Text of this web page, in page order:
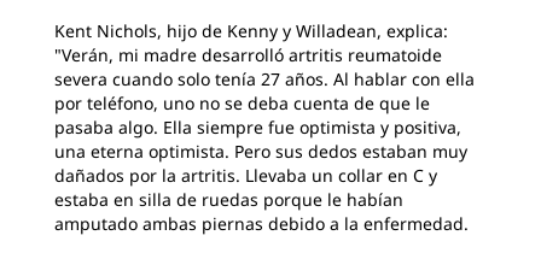
Kent Nichols, hijo de Kenny y Willadean, explica:
"Verán, mi madre desarrolló artritis reumatoide
severa cuando solo tenía 27 años. Al hablar con ella
por teléfono, uno no se deba cuenta de que le
pasaba algo. Ella siempre fue optimista y positiva,
una eterna optimista. Pero sus dedos estaban muy
dañados por la artritis. Llevaba un collar en C y
estaba en silla de ruedas porque le habían
amputado ambas piernas debido a la enfermedad.